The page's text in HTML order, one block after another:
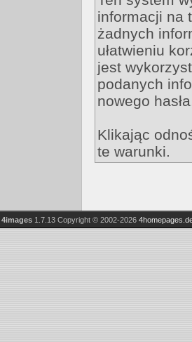
informacji na
żadnych
ułatwieniu
jest
podanych
nowego
Klikając
te warunki.
4images 1.7.13 Copyright © 2002-2026